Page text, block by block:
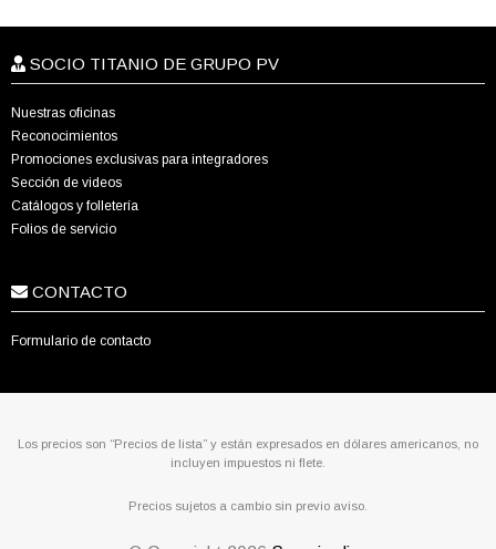
SOCIO TITANIO DE GRUPO PV
Nuestras oficinas
Reconocimientos
Promociones exclusivas para integradores
Sección de videos
Catálogos y folletería
Folios de servicio
CONTACTO
Formulario de contacto
Los precios son “Precios de lista” y están expresados en dólares americanos, no
incluyen impuestos ni flete.
Precios sujetos a cambio sin previo aviso.